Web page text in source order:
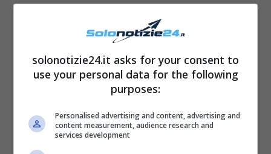
Nathalie Caldonazzo,
solonotizie24.it asks for your consent to
use your personal data for the following
purposes:
Personalised advertising and content, advertising and
content measurement, audience research and
services development